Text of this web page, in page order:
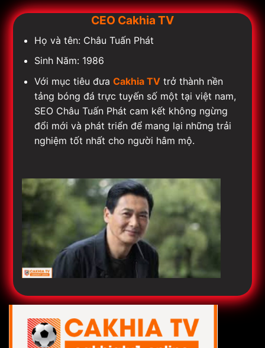
CEO Cakhia TV
Họ và tên: Châu Tuấn Phát
Sinh Năm: 1986
Với mục tiêu đưaCakhia TV trở thành nền
tảng bóng đá trực tuyến số một tại việt nam,
SEO Châu Tuấn Phát cam kết không ngừng
đổi mới và phát triển để mang lại những trải
nghiệm tốt nhất cho người hâm mộ.